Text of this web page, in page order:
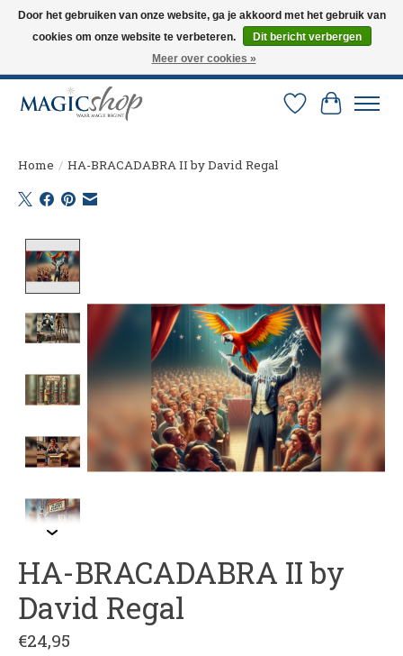
Altijd de nieuwste trucs op voorraad. Snelle verzending via PostNL en DHL.
Langskomen in onze winkel? Bel of mail om een afspraak te maken. 0251-
Verlanglijst
Home / HA-BRACADABRA II by David Regal
HA-BRACADABRA II by
David Regal
€24,95
Door het gebruiken van onze website, ga je akkoord met het gebruik van
cookies om onze website te verbeteren.
Dit bericht verbergen
Meer over cookies »